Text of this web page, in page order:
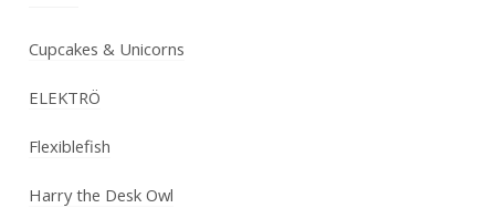
Cupcakes & Unicorns
ELEKTRÖ
Flexiblefish
Harry the Desk Owl